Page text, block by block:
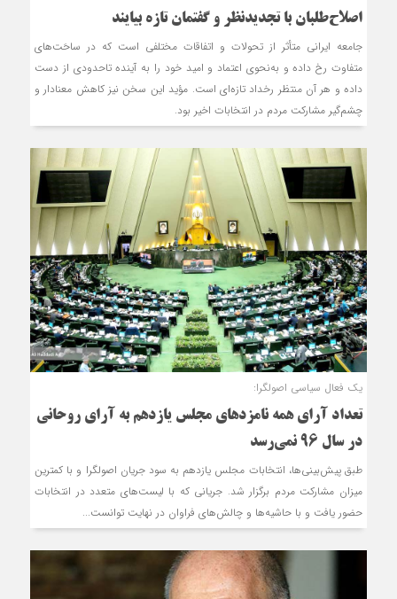
اصلاح‌طلبان با تجديدنظر و گفتمان تازه بيايند
جامعه ایرانی متأثر از تحولات و اتفاقات مختلفی است که در ساحَت‌های
متفاوت رخ داده و به‌نحوی اعتماد و امید خود را به آینده تاحدودی از دست
داده و هر آن منتظر رخداد تازه‌ای است. مؤید این سخن نیز کاهش معنادار و
چشم‌گیر مشارکت مردم در انتخابات اخیر بود.
یک فعال سیاسی اصولگرا:
تعداد آرای همه نامزدهای مجلس یازدهم به آرای روحانی
در سال ۹۶ نمی‌رسد
طبق پیش‌بینی‌ها، انتخابات مجلس یازدهم به سود جریان اصولگرا و با کمترین
میزان مشارکت مردم برگزار شد. جریانی که با لیست‌های متعدد در انتخابات
حضور یافت و با حاشیه‌ها و چالش‌های فراوان در نهایت توانست...